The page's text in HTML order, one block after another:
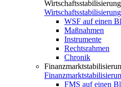
WSF auf einen
Maßnahmen
Instrumente
Rechtsrahmen
Chronik
FMS auf einen